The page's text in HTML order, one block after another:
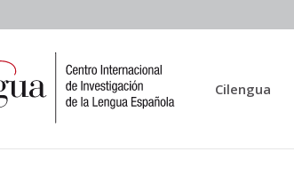
Cilengua